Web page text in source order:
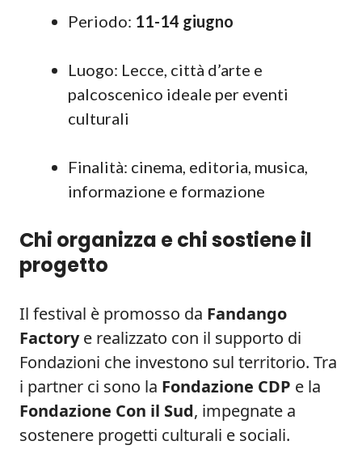
Periodo: 11-14 giugno
Luogo: Lecce, città d’arte e
palcoscenico ideale per eventi
culturali
Finalità: cinema, editoria, musica,
informazione e formazione
Chi organizza e chi sostiene il
progetto
Il festival è promosso da Fandango
Factorye realizzato con il supporto di
Fondazioni che investono sul territorio. Tra
i partner ci sono la Fondazione CDP e la
Fondazione Con il Sud, impegnate a
sostenere progetti culturali e sociali.